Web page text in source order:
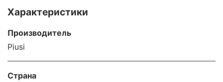
Характеристики
Производитель
Piusi
Страна